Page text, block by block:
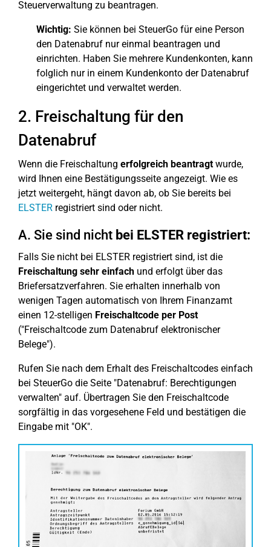
Steuerverwaltung zu beantragen.
Wichtig: Sie können bei SteuerGo für eine Person
den Datenabruf nur einmal beantragen und
einrichten. Haben Sie mehrere Kundenkonten, kann
folglich nur in einem Kundenkonto der Datenabruf
eingerichtet und verwaltet werden.
2. Freischaltung für den
Datenabruf
Wenn die Freischaltung erfolgreich beantragtwurde,
wird Ihnen eine Bestätigungsseite angezeigt. Wie es
jetzt weitergeht, hängt davon ab, ob Sie bereits bei
ELSTER registriert sind oder nicht.
A. Sie sind nicht bei ELSTER registriert:
Falls Sie nicht bei ELSTER registriert sind, ist die
Freischaltung sehr einfach und erfolgt über das
Briefersatzverfahren. Sie erhalten innerhalb von
wenigen Tagen automatisch von Ihrem Finanzamt
einen 12-stelligen Freischaltcode per Post
("Freischaltcode zum Datenabruf elektronischer
Belege").
Rufen Sie nach dem Erhalt des Freischaltcodes einfach
bei SteuerGo die Seite "Datenabruf: Berechtigungen
verwalten" auf. Übertragen Sie den Freischaltcode
sorgfältig in das vorgesehene Feld und bestätigen die
Eingabe mit "OK".